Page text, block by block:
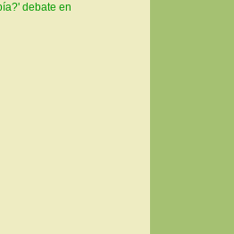
debate en